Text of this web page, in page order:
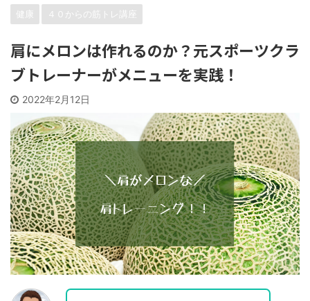
健康 ４０からの筋トレ講座
肩にメロンは作れるのか？元スポーツクラ
ブトレーナーがメニューを実践！
2022年2月12日